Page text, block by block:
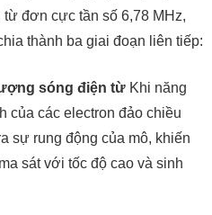
đơn cực tần số 6,78 MHz,
thành ba giai đoạn liên tiếp:
sóng điện từ Khi năng
của các electron đảo chiều
sự rung động của mô, khiến
sát với tốc độ cao và sinh